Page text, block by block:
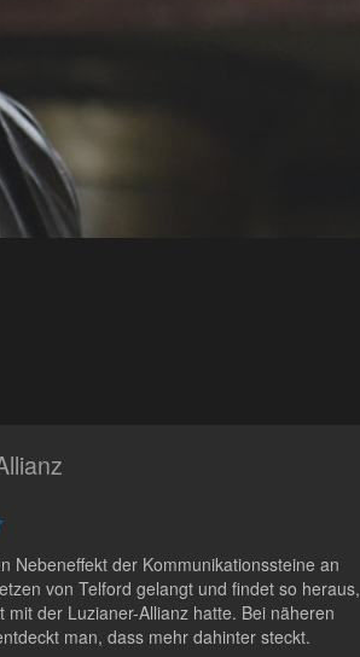
Nebeneffekt der Kommunikationssteine an
von Telford gelangt und findet so heraus,
mit der Luzianer-Allianz hatte. Bei näheren
man, dass mehr dahinter steckt.